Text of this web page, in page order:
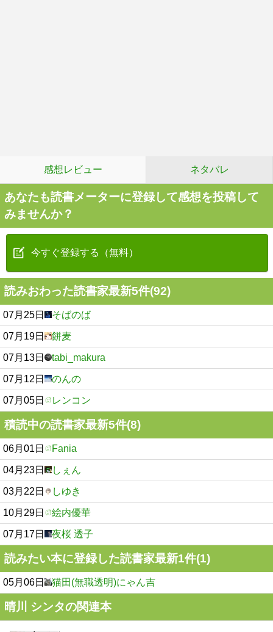
感想レビュー ネタバレ
あなたも読書メーターに登録して感想を投稿して
みませんか？
今すぐ登録する（無料）
読みおわった読書家最新5件(92)
07月25日 そばのば
07月19日 餅麦
07月13日 tabi_makura
07月12日 のんの
07月05日 レンコン
積読中の読書家最新5件(8)
06月01日 Fania
04月23日 しぇん
03月22日 しゆき
10月29日 絵内優華
07月17日 夜桜 透子
読みたい本に登録した読書家最新1件(1)
05月06日 猫田(無職透明)にゃん吉
晴川 シンタの関連本